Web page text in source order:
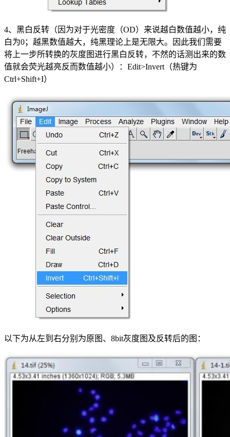
4、黑白反转（因为对于光密度（OD）来说越白数值越小，纯
白为0；越黑数值越大，纯黑理论上是无限大。因此我们需要
将上一步所转换的灰度图进行黑白反转，不然的话测出来的数
值就会荧光越亮反而数值越小）：Edit>Invert（热键为
Ctrl+Shift+I）
以下为从左到右分别为原图、8bit灰度图及反转后的图：